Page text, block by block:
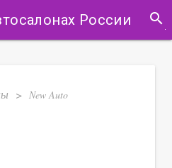
России search
> New Auto